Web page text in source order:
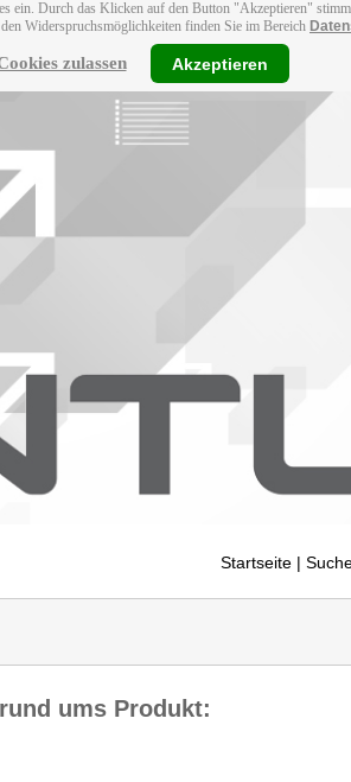
ein. Durch das Klicken auf den Button "Akzeptieren"
Widerspruchsmöglichkeiten finden Sie im Bereich
zulassen Akzeptieren
Startseite |
ums Produkt: